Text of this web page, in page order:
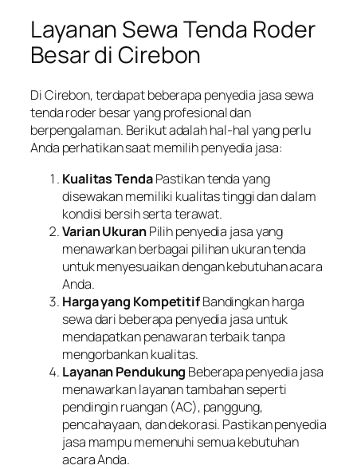
Layanan Sewa Tenda Roder
Besar di Cirebon
Di Cirebon, terdapat beberapa penyedia jasa sewa
tenda roder besar yang profesional dan
berpengalaman. Berikut adalah hal-hal yang perlu
Anda perhatikan saat memilih penyedia jasa:
Kualitas TendaPastikan tenda yang
disewakan memiliki kualitas tinggi dan dalam
kondisi bersih serta terawat.
Varian UkuranPilih penyedia jasa yang
menawarkan berbagai pilihan ukuran tenda
untuk menyesuaikan dengan kebutuhan acara
Anda.
Harga yang KompetitifBandingkan harga
sewa dari beberapa penyedia jasa untuk
mendapatkan penawaran terbaik tanpa
mengorbankan kualitas.
Layanan Pendukung Beberapa penyedia jasa
menawarkan layanan tambahan seperti
pendingin ruangan (AC), panggung,
pencahayaan, dan dekorasi. Pastikan penyedia
jasa mampu memenuhi semua kebutuhan
acara Anda.